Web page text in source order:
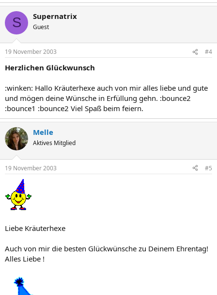
S Supernatrix
Guest
19 November 2003 #4
Herzlichen Glückwunsch
:winken: Hallo Kräuterhexe auch von mir alles liebe und gute
und mögen deine Wünsche in Erfüllung gehn. :bounce2
:bounce1 :bounce2 Viel Spaß beim feiern.
Melle
Aktives Mitglied
19 November 2003 #5
Liebe Kräuterhexe
Auch von mir die besten Glückwünsche zu Deinem Ehrentag!
Alles Liebe !